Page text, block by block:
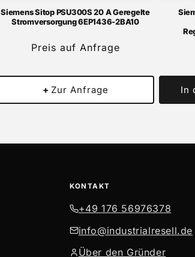
Siemens Sitop PSU300S 20 A Geregelte
Stromversorgung 6EP1436-2BA10
Preis auf Anfrage
+ Zur Anfrage In
KONTAKT
+49 176 56976378
info@industrialresell.de
Über den Gründer